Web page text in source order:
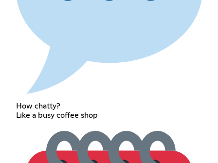
How chatty?
Like a busy coffee shop